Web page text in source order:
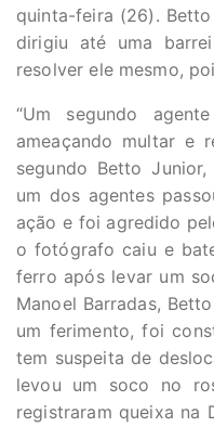
quinta-feira (26).
dirigiu até uma
resolver ele mesmo,
“Um segundo
ameaçando multar e
segundo Betto
um dos agentes
ação e foi agredido
o fotógrafo caiu e
ferro após levar um
Manoel Barradas,
um ferimento, foi
tem suspeita de
levou um soco no
registraram queixa na